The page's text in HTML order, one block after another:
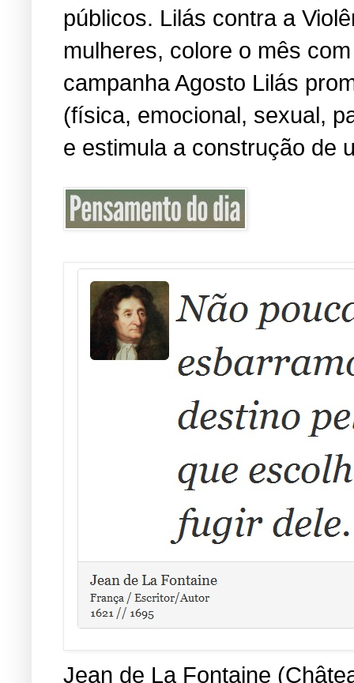
públicos. Lilás contra a
mulheres, colore o mês
campanha Agosto Lilás
(física, emocional, sexual,
e estimula a construção de
Jean de La Fontaine